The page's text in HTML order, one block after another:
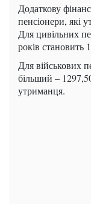
Додаткову
пенсіонери, які
Для цивільних
років становить
Для військових
більший –
утриманця.